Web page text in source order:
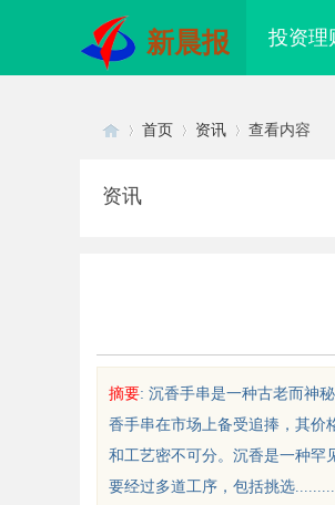
新晨报 投资理
sc
首页 资讯 查看内容
资讯
摘要: 沉香手串是一种古老而神
香手串在市场上备受追捧，其价
和工艺密不可分。沉香是一种罕
要经过多道工序，包括挑选.........
买：即买即用，规避侵权风险